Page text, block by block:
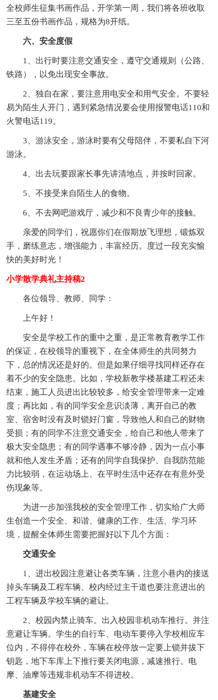
全校师生征集书画作品，开学第一周，我们将各班收取
三至五份书画作品，规格为8开纸。
六、安全度假
1、出行时要注意交通安全，遵守交通规则（公路、
铁路），以免出现安全事故。
2、独自在家，要注意用电安全和用气安全。不要轻
易为陌生人开门，遇到紧急情况要会使用报警电话110和
火警电话119。
3、游泳安全，游泳时要有父母陪伴，不要私自下河
游泳。
4、出去玩要跟家长事先讲清地点，并按时回家。
5、不接受来自陌生人的食物。
6、不去网吧游戏厅，减少和不良青少年的接触。
亲爱的同学们，祝愿你们在假期放飞理想，锻炼双
手，磨练意志，增强能力，丰富经历。度过一段充实愉
快的美好时光！
小学散学典礼主持稿2
各位领导、教师、同学：
上午好！
安全是学校工作的重中之重，是正常教育教学工作
的保证，在校领导的重视下，在全体师生的共同努力
下，总的情况还是好的。但是如果仔细寻找同样还存在
着不少的安全隐患。比如，学校新教学楼基建工程还未
结束，施工人员进出比较较多，给安全管理带来一定难
度；再比如，有的同学安全意识淡薄，离开自己的教
室、宿舍时没有及时锁好门窗，导致他人和自己的财物
受损；有的同学不注意交通安全，给自己和他人带来了
极大安全隐患；有的同学遇事不够冷静，因为一点小事
就和他人发生矛盾；还有的同学自我保护、自我防范能
力比较弱，在运动场上、在平时生活中还存在有意外受
伤现象等。
为进一步加强我校的安全管理工作，切实给广大师
生创造一个安全、和谐、健康的工作、生活、学习环
境，提醒全体师生需要把握好以下几个方面：
交通安全
1、进出校园注意避让各类车辆，注意小巷内的接送
掉头车辆及工程车辆、校内经过主干道也要注意进出的
工程车辆及学校车辆的避让。
2、校园内禁止骑车。出入校园非机动车推行。并注
意避让车辆。学生的自行车、电动车要停入学校相应车
位内，不得停在校外，车辆在校停放一定要上锁并拔下
钥匙，地下车库上下推行要关闭电源，减速推行。电
摩、油摩等违规非机动车不得进校。
基建安全